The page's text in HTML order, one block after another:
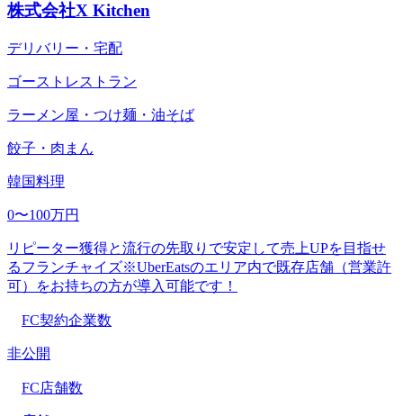
株式会社X Kitchen
デリバリー・宅配
ゴーストレストラン
ラーメン屋・つけ麺・油そば
餃子・肉まん
韓国料理
0〜100万円
リピーター獲得と流行の先取りで安定して売上UPを目指せ
るフランチャイズ※UberEatsのエリア内で既存店舗（営業許
可）をお持ちの方が導入可能です！
FC契約企業数
非公開
FC店舗数